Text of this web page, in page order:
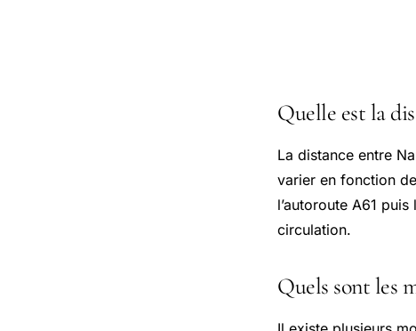
Quelle est la
La distance entre
varier en fonction
l’autoroute A61
circulation.
Quels sont les